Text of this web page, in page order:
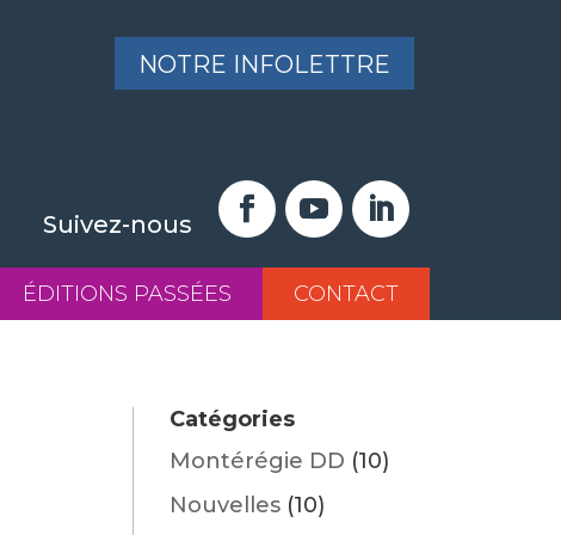
Suivez-nous
NOTRE INFOLETTRE
ÉDITIONS PASSÉES CONTACT
Catégories
Montérégie DD (10)
Nouvelles (10)